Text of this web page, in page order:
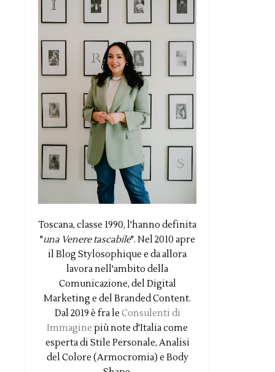
Toscana, classe 1990, l'hanno definita
"una Venere tascabile". Nel 2010 apre
il Blog Stylosophique e da allora
lavora nell'ambito della
Comunicazione, del Digital
Marketing e del Branded Content.
Dal 2019 è fra le Consulenti di
Immagine più note d'Italia come
esperta di Stile Personale, Analisi
del Colore (Armocromia) e Body